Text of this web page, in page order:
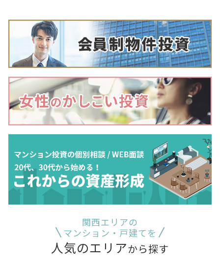
関西エリアの
マンション・戸建てを
人気のエリアから探す